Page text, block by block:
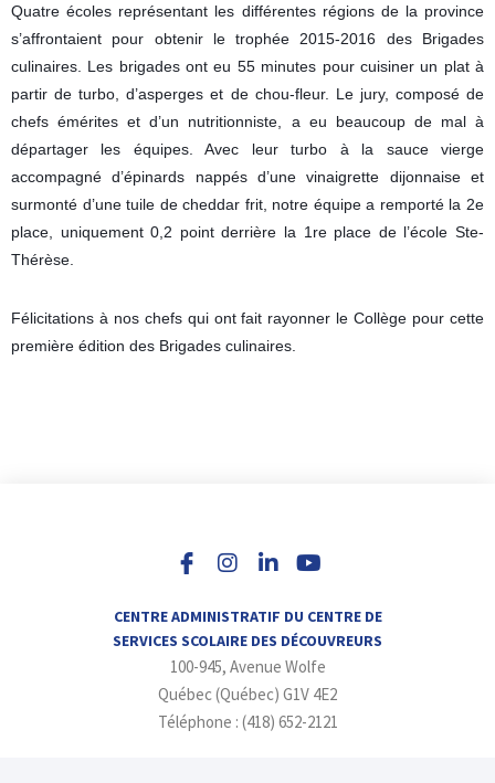
Quatre écoles représentant les différentes régions de la province
s’affrontaient pour obtenir le trophée 2015-2016 des Brigades
culinaires. Les brigades ont eu 55 minutes pour cuisiner un plat à
partir de turbo, d’asperges et de chou-fleur. Le jury, composé de
chefs émérites et d’un nutritionniste, a eu beaucoup de mal à
départager les équipes. Avec leur turbo à la sauce vierge
accompagné d’épinards nappés d’une vinaigrette dijonnaise et
surmonté d’une tuile de cheddar frit, notre équipe a remporté la 2e
place, uniquement 0,2 point derrière la 1re place de l’école Ste-
Thérèse.
Félicitations à nos chefs qui ont fait rayonner le Collège pour cette
première édition des Brigades culinaires.
s
g
r
a
m
n
d
i
n
-
i
n
u
b
e
CENTRE ADMINISTRATIF DU CENTRE DE
SERVICES SCOLAIRE DES DÉCOUVREURS
100-945, Avenue Wolfe
Québec (Québec) G1V 4E2
Téléphone : (418) 652-2121